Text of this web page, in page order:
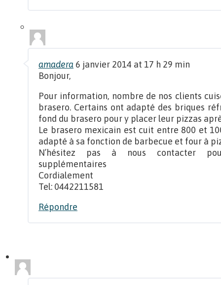
amadera 6 janvier 2014 at 17 h 29 min
Bonjour,
Pour information, nombre de nos clients
brasero. Certains ont adapté des briques
fond du brasero pour y placer leur pizzas
Le brasero mexicain est cuit entre 800 et
adapté à sa fonction de barbecue et four à
N’hésitez pas à nous contacter
supplémentaires
Cordialement
Tel: 0442211581
Répondre